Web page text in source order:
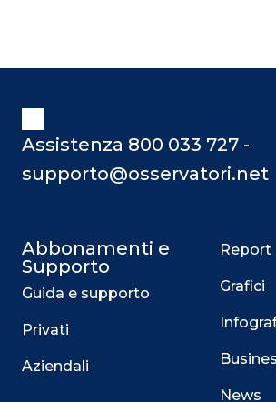
Assistenza 800 033 727 -
supporto@osservatori.net
Abbonamenti e
Supporto
Guida e supporto
Privati
Aziendali
Report
Grafici
News